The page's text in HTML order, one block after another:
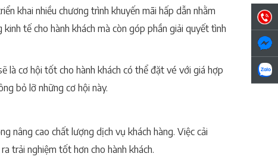
khai nhiều chương trình khuyến mãi hấp dẫn nhằm
tế cho hành khách mà còn góp phần giải quyết tình
là cơ hội tốt cho hành khách có thể đặt vé với giá hợp
bỏ lỡ những cơ hội này.
nâng cao chất lượng dịch vụ khách hàng. Việc cải
trải nghiệm tốt hơn cho hành khách.